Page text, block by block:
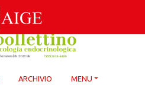
ARCHIVIO MENU